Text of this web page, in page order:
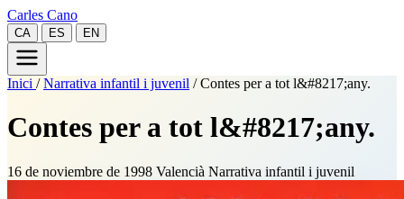
Carles Cano
CA ES EN
Inici / Narrativa infantil i juvenil / Contes per a tot l&#8217;any.
Contes per a tot l&#8217;any.
16 de noviembre de 1998 Valencià Narrativa infantil i juvenil